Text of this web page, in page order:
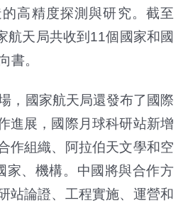
高精度探測與研究。截至
航天局共收到11個國家和國
書。
，國家航天局還發布了國際
進展，國際月球科研站新增
作組織、阿拉伯天文學和空
家、機構。中國將與合作方
站論證、工程實施、運營和